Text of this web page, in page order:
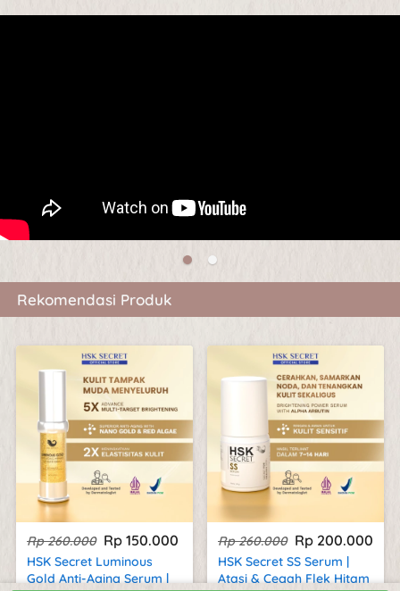
Rekomendasi Produk
Rp 260.000 Rp 150.000
HSK Secret Luminous
Gold Anti-Aging Serum |
Rp 260.000 Rp 200.000
HSK Secret SS Serum |
Atasi & Cegah Flek Hitam